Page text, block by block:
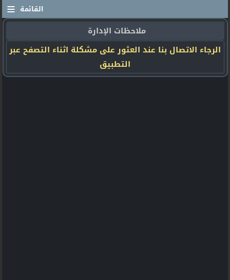
≡ القائمة
ملاحظات الإدارة
الرجاء الاتصال بنا عند العثور على مشكلة اثناء التصفح عبر
التطبيق